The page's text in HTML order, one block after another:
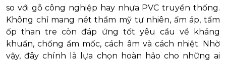
so với gỗ công nghiệp hay nhựa PVC truyền thống.
Không chỉ mang nét thẩm mỹ tự nhiên, ấm áp, tấm
ốp than tre còn đáp ứng tốt yêu cầu về kháng
khuẩn, chống ẩm mốc, cách âm và cách nhiệt. Nhờ
vậy, đây chính là lựa chọn hoàn hảo cho những ai